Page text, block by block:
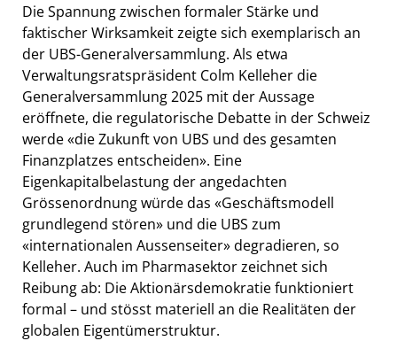
Die Spannung zwischen formaler Stärke und
faktischer Wirksamkeit zeigte sich exemplarisch an
der UBS-Generalversammlung. Als etwa
Verwaltungsratspräsident Colm Kelleher die
Generalversammlung 2025 mit der Aussage
eröffnete, die regulatorische Debatte in der Schweiz
werde «die Zukunft von UBS und des gesamten
Finanzplatzes entscheiden». Eine
Eigenkapitalbelastung der angedachten
Grössenordnung würde das «Geschäftsmodell
grundlegend stören» und die UBS zum
«internationalen Aussenseiter» degradieren, so
Kelleher. Auch im Pharmasektor zeichnet sich
Reibung ab: Die Aktionärsdemokratie funktioniert
formal – und stösst materiell an die Realitäten der
globalen Eigentümerstruktur.